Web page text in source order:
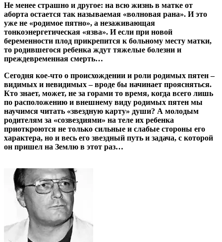
Не менее страшно и другое: на всю жизнь в матке от
аборта остается так называемая «волновая рана». И это
уже не «родимое пятно», а незаживающая
тонкоэнергетическая «язва». И если при новой
беременности плод прикрепится к больному месту матки,
то родившегося ребенка ждут тяжелые болезни и
преждевременная смерть…
Сегодня кое-что о происхождении и роли родимых пятен –
видимых и невидимых – вроде бы начинает проясняться.
Кто знает, может, не за горами то время, когда всего лишь
по расположению и внешнему виду родимых пятен мы
научимся читать «звездную карту» души? А молодым
родителям за «созвездиями» на теле их ребенка
приоткроются не только сильные и слабые стороны его
характера, но и весь его звездный путь и задача, с которой
он пришел на Землю в этот раз…